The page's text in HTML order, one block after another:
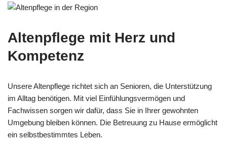
Altenpflege mit Herz und
Kompetenz
Unsere Altenpflege richtet sich an Senioren, die Unterstützung
im Alltag benötigen. Mit viel Einfühlungsvermögen und
Fachwissen sorgen wir dafür, dass Sie in Ihrer gewohnten
Umgebung bleiben können. Die Betreuung zu Hause ermöglicht
ein selbstbestimmtes Leben.